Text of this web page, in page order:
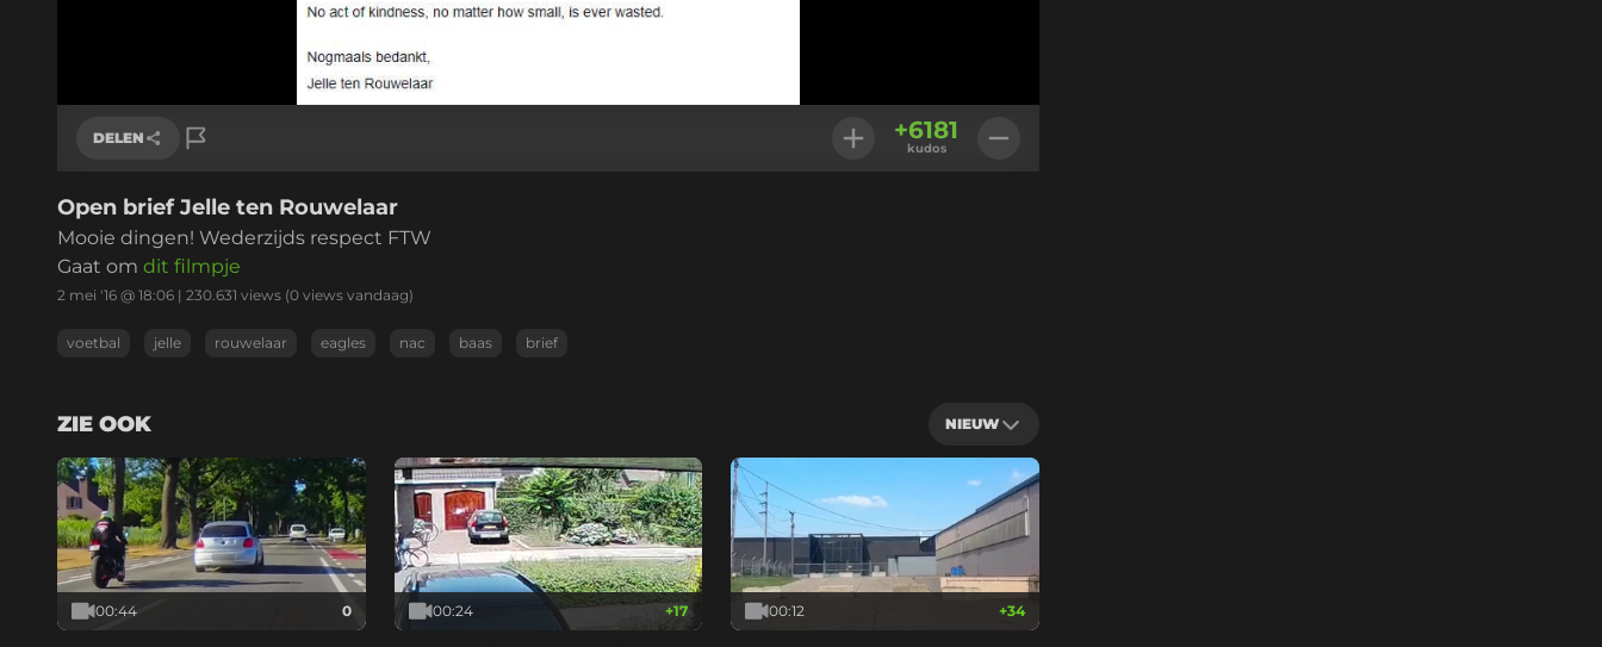
DELEN
Link kopiëren
+6181
kudos
Open brief Jelle ten Rouwelaar
Mooie dingen! Wederzijds respect FTW
Gaat om dit filmpje
2 mei '16 @ 18:06 | 230.631 views (0 views vandaag)
voetbal jelle rouwelaar eagles nac baas brief
ZIE OOK NIEUW
00:44 0 00:24 +17 00:12 +34